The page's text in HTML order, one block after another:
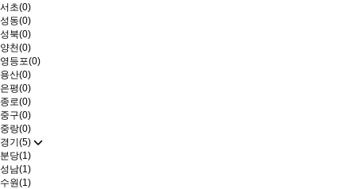
서초(0)
성동(0)
성북(0)
양천(0)
영등포(0)
용산(0)
은평(0)
종로(0)
중구(0)
중랑(0)
경기(5)
분당(1)
성남(1)
수원(1)